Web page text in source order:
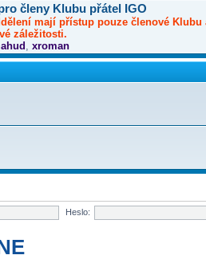
členy Klubu přátel IGO
mají přístup pouze členové Klubu
záležitosti.
xroman
Heslo: